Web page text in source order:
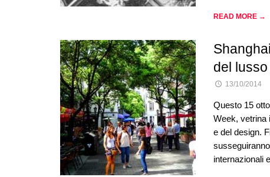
READ MORE →
del
13/10/2014
Questo 15
Week, vetrina
e del design.
internazionali